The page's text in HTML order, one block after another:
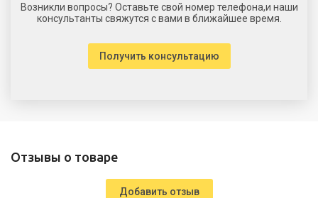
Возникли вопросы? Оставьте свой номер телефона,и наши
консультанты свяжутся с вами в ближайшее время.
Получить консультацию
Отзывы о товаре
Добавить отзыв